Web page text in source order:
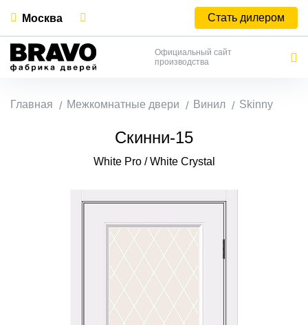
Москва Стать дилером
Официальный сайт
производства
Главная Межкомнатные двери Винил Skinny
Скинни-15
White Pro / White Сrystal